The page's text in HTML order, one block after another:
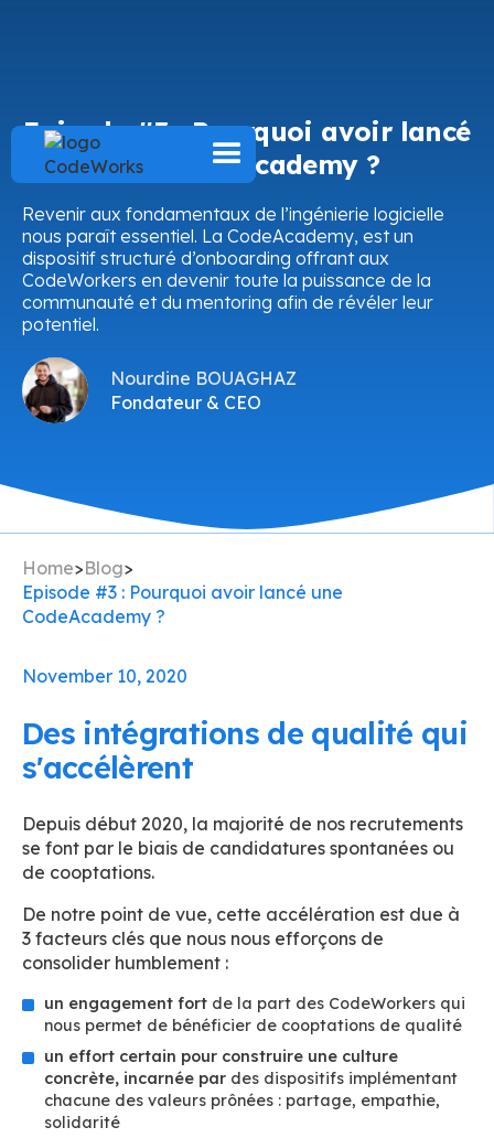
Episode #3 : Pourquoi avoir lancé
une CodeAcademy ?
Revenir aux fondamentaux de l’ingénierie logicielle
nous paraît essentiel. La CodeAcademy, est un
dispositif structuré d’onboarding offrant aux
CodeWorkers en devenir toute la puissance de la
communauté et du mentoring afin de révéler leur
potentiel.
Nourdine BOUAGHAZ
Fondateur & CEO
Home>Blog>
Episode #3 : Pourquoi avoir lancé une
CodeAcademy ?
November 10, 2020
Des intégrations de qualité qui
s'accélèrent
Depuis début 2020, la majorité de nos recrutements
se font par le biais de candidatures spontanées ou
de cooptations.
De notre point de vue, cette accélération est due à
3 facteurs clés que nous nous efforçons de
consolider humblement :
un engagement fort de la part des CodeWorkers qui
nous permet de bénéficier de cooptations de qualité
un effort certain pour construire une culture
concrète, incarnée par des dispositifs implémentant
chacune des valeurs prônées : partage, empathie,
solidarité